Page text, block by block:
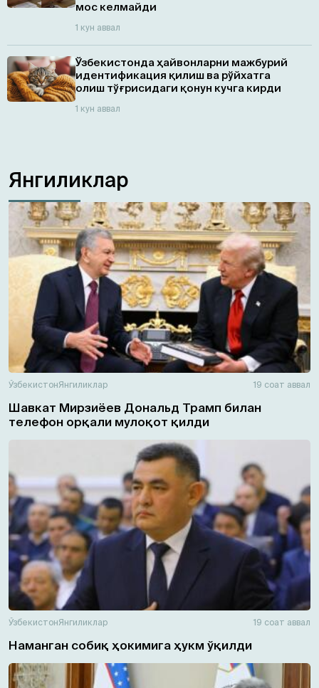
мос келмайди
1 кун аввал
Ўзбекистонда ҳайвонларни мажбурий
идентификация қилиш ва рўйхатга
олиш тўғрисидаги қонун кучга кирди
1 кун аввал
Янгиликлар
ЎзбекистонЯнгиликлар 19 соат аввал
Шавкат Мирзиёев Дональд Трамп билан
телефон орқали мулоқот қилди
ЎзбекистонЯнгиликлар 19 соат аввал
Наманган собиқ ҳокимига ҳукм ўқилди